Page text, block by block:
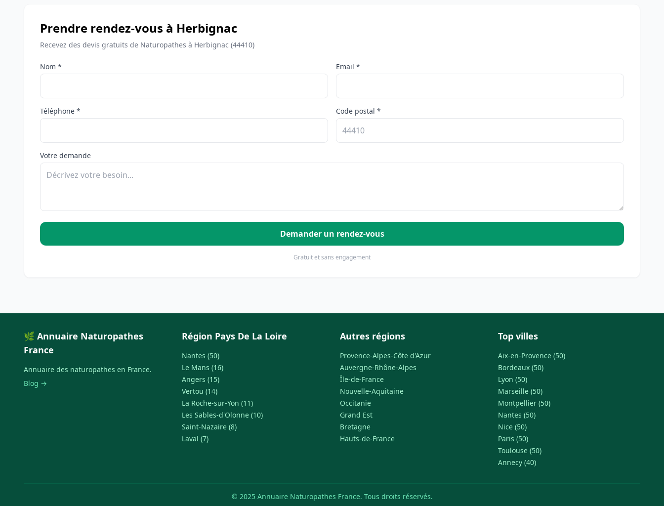
Prendre rendez-vous à Herbignac
Recevez des devis gratuits de Naturopathes à Herbignac (44410)
Nom * Email *
Téléphone * Code postal *
Votre demande
Demander un rendez-vous
Gratuit et sans engagement
🌿 Annuaire Naturopathes
France
Annuaire des naturopathes en France.
Blog →
Région Pays De La Loire
Nantes (50)
Le Mans (16)
Angers (15)
Vertou (14)
La Roche-sur-Yon (11)
Les Sables-d'Olonne (10)
Saint-Nazaire (8)
Laval (7)
Autres régions
Provence-Alpes-Côte d'Azur
Auvergne-Rhône-Alpes
Île-de-France
Nouvelle-Aquitaine
Occitanie
Grand Est
Bretagne
Hauts-de-France
Top villes
Aix-en-Provence (50)
Bordeaux (50)
Lyon (50)
Marseille (50)
Montpellier (50)
Nantes (50)
Nice (50)
Paris (50)
Toulouse (50)
Annecy (40)
© 2025 Annuaire Naturopathes France. Tous droits réservés.